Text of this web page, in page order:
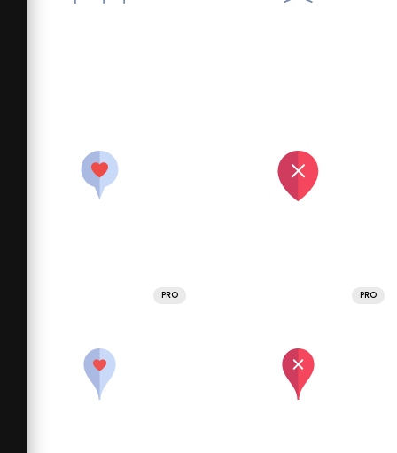
PRO PRO